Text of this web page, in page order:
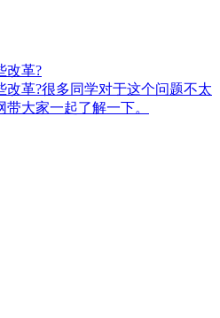
改革?
改革?很多同学对于这个问题不太
大家一起了解一下。